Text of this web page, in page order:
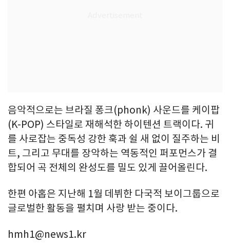
음악적으로는 브라질 퐁크(phonk) 사운드를 케이팝
(K-POP) 스타일로 재해석한 하이텐션 트랙이다. 귀
를 사로잡는 중독성 강한 훅과 쉴 새 없이 질주하는 비
트, 그리고 무대를 장악하는 역동적인 퍼포먼스가 결
합되어 곡 전체의 완성도를 밀도 있게 끌어올린다.
한편 아홉은 지난해 1월 데뷔한 다국적 보이그룹으로
글로벌한 활동을 펼치며 사랑 받는 중이다.
hmh1@news1.kr